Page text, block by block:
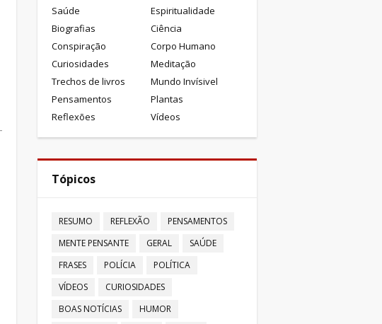
Saúde
Espiritualidade
Biografias
Ciência
Conspiração
Corpo Humano
Curiosidades
Meditação
Trechos de livros
Mundo Invísivel
Pensamentos
Plantas
Reflexões
Vídeos
Tópicos
RESUMO REFLEXÃO
PENSAMENTOS
MENTE PENSANTE
GERAL
SAÚDE
FRASES
POLÍCIA
POLÍTICA
VÍDEOS
CURIOSIDADES
BOAS NOTÍCIAS
HUMOR